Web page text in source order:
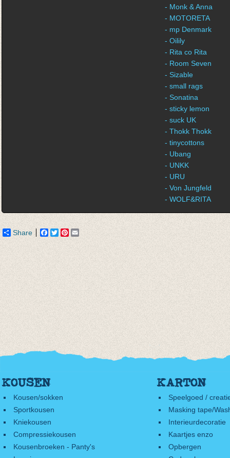
- Monk & Anna
- MOTORETA
- mp Denmark
- Oilily
- Rita co Rita
- Room Seven
- Sizable
- small rags
- Sonatina
- sticky lemon
- suck UK
- Thokk Thokk
- tinycottons
- Ubang
- UNKK
- URU
- Von Jungfeld
- WOLF&RITA
Share Facebook
TwitterPinterest
KOUSEN
Kousen/sokken
Sportkousen
Kniekousen
Compressiekousen
Kousenbroeken - Panty's
KARTON
Speelgoed /
Masking tape/
Interieurdecoratie
Kaartjes enzo
Opbergen